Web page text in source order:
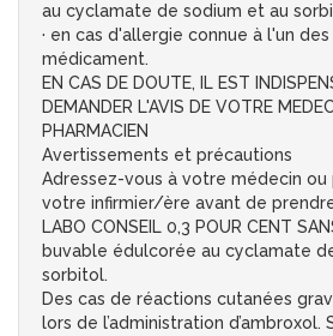
au cyclamate de sodium et au
· en cas d'allergie connue à l'un
médicament.
EN CAS DE DOUTE, IL EST
DEMANDER L'AVIS DE VOTRE
PHARMACIEN
Avertissements et précautions
Adressez-vous à votre médecin ou
votre infirmier/ère avant de prendre
LABO CONSEIL 0,3 POUR CENT
buvable édulcorée au cyclamate
sorbitol.
Des cas de réactions cutanées
lors de l’administration d’ambroxol.